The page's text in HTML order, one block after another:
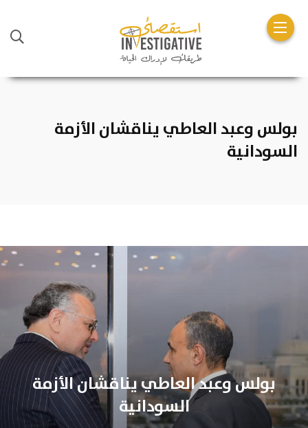
بولس وعبد العاطي يناقشان الأزمة
السودانية
بولس وعبد العاطي يناقشان الأزمة
السودانية